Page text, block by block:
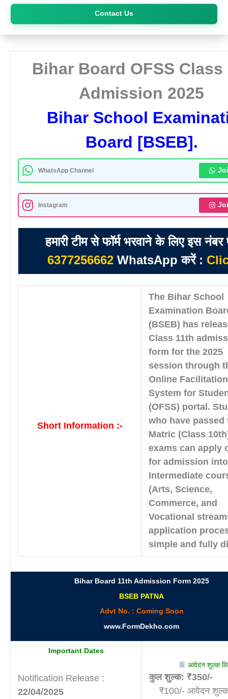
Contact Us
Skip
content
Bihar Board OFSS Class
Admission 2025
Bihar School
Board [BSEB].
WhatsApp Channel
Instagram
हमारी टीम से फॉर्म भरवाने के लिए इस नंबर
6377256662WhatsApp करें :
Short Information :-
The Bihar School
Examination
(BSEB) has
Class 11th
form for the 2025
session through
Online Facilitation
System for
(OFSS) portal.
who have passed
Matric (Class
exams can apply
for admission into
Intermediate
(Arts, Science,
Commerce, and
Vocational
application
simple and fully
Bihar Board 11th Admission Form 2025
BSEB PATNA
Advt No. : Coming Soon
www.FormDekho.com
Important Dates
Notification Release :
22/04/2025
आवेदन शुल्क
कुल शुल्क: ₹350/-
₹100/- आवेदन